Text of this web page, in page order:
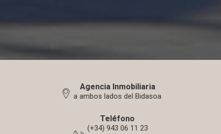
Agencia Inmobiliaria
a ambos lados del Bidasoa
Teléfono
(+34) 943 06 11 23